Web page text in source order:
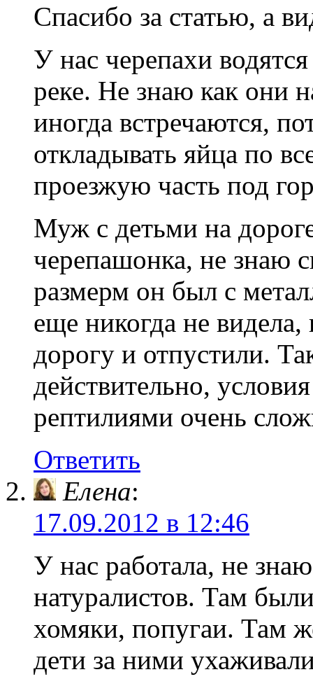
Спасибо за статью, а
У нас черепахи
реке. Не знаю как они
иногда встречаются,
откладывать яйца по
проезжую часть под
Муж с детьми на
черепашонка, не знаю
размерм он был с
еще никогда не видела,
дорогу и отпустили.
действительно,
рептилиями очень
Ответить
Елена:
17.09.2012 в 12:46
У нас работала, не
натуралистов. Там
хомяки, попугаи. Там
дети за ними